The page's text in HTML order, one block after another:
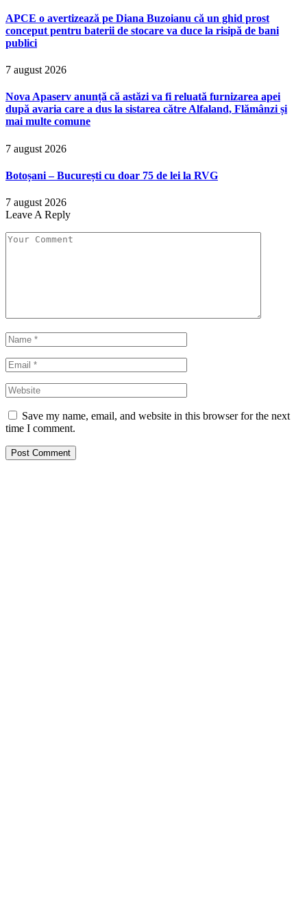
APCE o avertizează pe Diana Buzoianu că un ghid prost
conceput pentru baterii de stocare va duce la risipă de bani
publici
7 august 2026
Nova Apaserv anunță că astăzi va fi reluată furnizarea apei
după avaria care a dus la sistarea către Alfaland, Flămânzi și
mai multe comune
7 august 2026
Botoșani – București cu doar 75 de lei la RVG
7 august 2026
Leave A Reply
Save my name, email, and website in this browser for the next
time I comment.